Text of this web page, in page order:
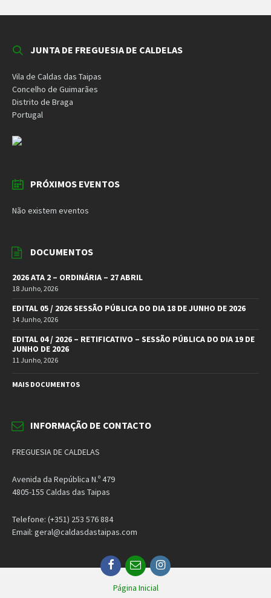
JUNTA DE FREGUESIA DE CALDELAS
Vila de Caldas das Taipas
Concelho de Guimarães
Distrito de Braga
Portugal
PRÓXIMOS EVENTOS
Não existem eventos
DOCUMENTOS
2026 ATA 2 – ORDINÁRIA – 27 ABRIL
18 Junho, 2026
EDITAL 05 / 2026 SESSÃO PÚBLICA DO DIA 18 DE JUNHO DE 2026
14 Junho, 2026
EDITAL 04 / 2026 – RETIFICATIVO – SESSÃO PÚBLICA DO DIA 19 DE
JUNHO DE 2026
11 Junho, 2026
MAIS DOCUMENTOS
INFORMAÇÃO DE CONTACTO
FREGUESIA DE CALDELAS
Avenida da República N.º 479
4805-155 Caldas das Taipas
Telefone: (+351) 253 576 884
Email: geral@caldasdastaipas.com
Facebook
EmailInstagram
Página Inicial